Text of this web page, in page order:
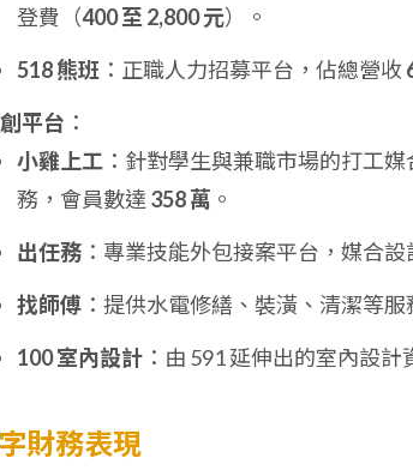
登費（400 至 2,800 元）。
518 熊班 ：正職人力招募平台，佔總營收
平台 ：
小雞上工 ：針對學生與兼職市場的打工
務，會員數達 358 萬 。
出任務 ：專業技能外包接案平台，媒合
找師傅 ：提供水電修繕、裝潢、清潔等服
100 室內設計 ：由 591 延伸出的室內設計
財務表現